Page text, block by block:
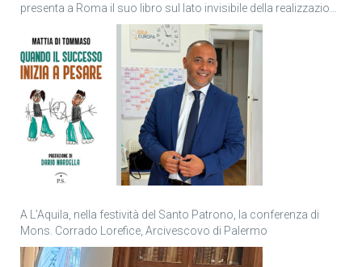
presenta a Roma il suo libro sul lato invisibile della realizzazione
A L’Aquila, nella festività del Santo Patrono, la conferenza di
Mons. Corrado Lorefice, Arcivescovo di Palermo